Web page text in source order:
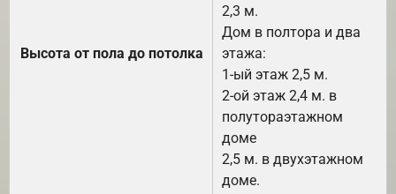
Высота от пола до потолка
2,3 м.
Дом в полтора и два
этажа:
1-ый этаж 2,5 м.
2-ой этаж 2,4 м. в
полутораэтажном
доме
2,5 м. в двухэтажном
доме.